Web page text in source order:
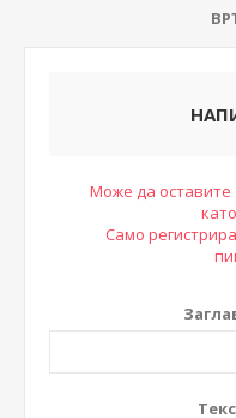
Може да оставите
Само